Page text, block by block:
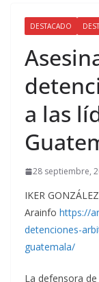
DESTACADO
a las
28 septiembre,
IKER
Arainfo https://
detenciones-
guatemala/
La defensora